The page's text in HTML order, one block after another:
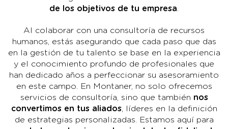
de los objetivos de tu empresa
Al colaborar con una consultoría de recursos
humanos, estás asegurando que cada paso que das
en la gestión de tu talento se base en la experiencia
y el conocimiento profundo de profesionales que
han dedicado años a perfeccionar su asesoramiento
en este campo. En Montaner, no solo ofrecemos
servicios de consultoría, sino que también nos
convertimos en tus aliados, líderes en la definición
de estrategias personalizadas. Estamos aquí para